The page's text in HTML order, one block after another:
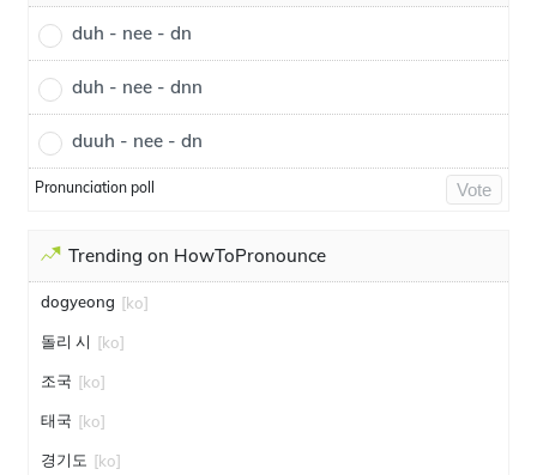
duh - nee - dn
duh - nee - dnn
duuh - nee - dn
Pronunciation poll Vote
Trending on HowToPronounce
dogyeong [ko]
돌리 시 [ko]
조국 [ko]
태국 [ko]
경기도 [ko]